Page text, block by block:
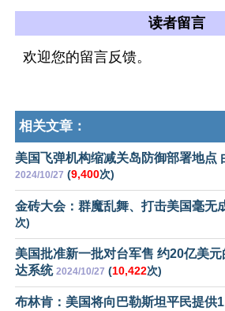
读者留言
欢迎您的留言反馈。
相关文章：
美国飞弹机构缩减关岛防御部署地点
2024/10/27 (9,400次)
金砖大会：群魔乱舞、打击美国毫无
次)
美国批准新一批对台军售 约20亿美
达系统 2024/10/27 (10,422次)
布林肯：美国将向巴勒斯坦平民提供